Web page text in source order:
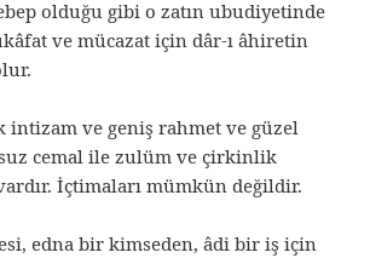
olduğu gibi o zatın ubudiyetinde
ve mücazat için dâr-ı âhiretin
intizam ve geniş rahmet ve güzel
cemal ile zulüm ve çirkinlik
İçtimaları mümkün değildir.
edna bir kimseden, âdi bir iş için